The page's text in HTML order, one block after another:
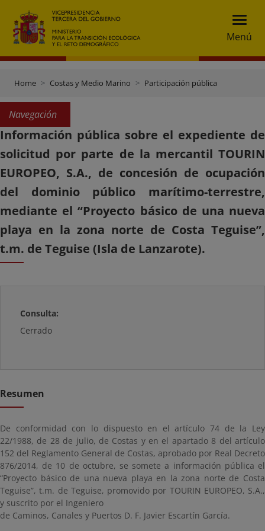
Menú
Home Costas y Medio Marino Participación pública
Navegación
Información pública sobre el expediente de
solicitud por parte de la mercantil TOURIN
EUROPEO, S.A., de concesión de ocupación
del dominio público marítimo-terrestre,
mediante el “Proyecto básico de una nueva
playa en la zona norte de Costa Teguise”,
t.m. de Teguise (Isla de Lanzarote).
Consulta:
Cerrado
Resumen
De conformidad con lo dispuesto en el artículo 74 de la Ley
22/1988, de 28 de julio, de Costas y en el apartado 8 del artículo
152 del Reglamento General de Costas, aprobado por Real Decreto
876/2014, de 10 de octubre, se somete a información pública el
“Proyecto básico de una nueva playa en la zona norte de Costa
Teguise”, t.m. de Teguise, promovido por TOURIN EUROPEO, S.A.,
y suscrito por el Ingeniero
de Caminos, Canales y Puertos D. F. Javier Escartín García.